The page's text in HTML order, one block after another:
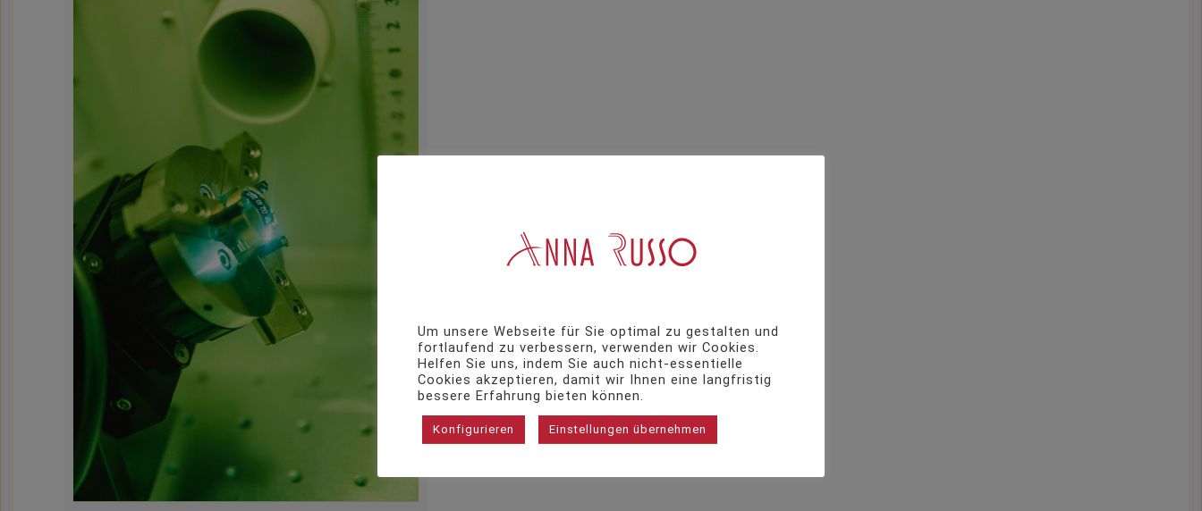
Um unsere Webseite für Sie optimal zu gestalten und
fortlaufend zu verbessern, verwenden wir Cookies.
Helfen Sie uns, indem Sie auch nicht-essentielle
Cookies akzeptieren, damit wir Ihnen eine langfristig
bessere Erfahrung bieten können.
Konfigurieren Einstellungen übernehmen